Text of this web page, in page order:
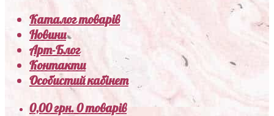
Каталог товарів
Новини
Арт-Блог
Контакти
Особистий кабінет
0,00грн.0 товарів